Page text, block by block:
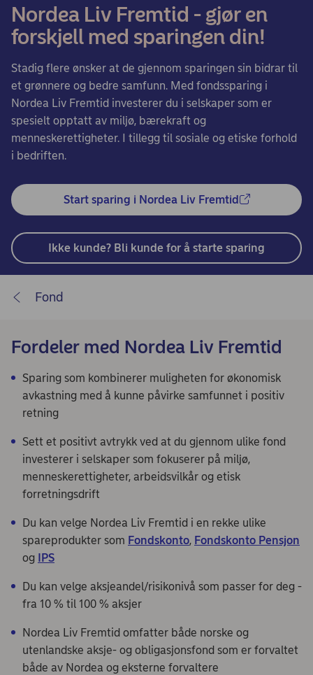
Nordea Liv Fremtid - gjør en
forskjell med sparingen din!
Stadig flere ønsker at de gjennom sparingen sin bidrar til
et grønnere og bedre samfunn. Med fondssparing i
Nordea Liv Fremtid investerer du i selskaper som er
spesielt opptatt av miljø, bærekraft og
menneskerettigheter. I tillegg til sosiale og etiske forhold
i bedriften.
Start sparing i Nordea Liv Fremtid
Ikke kunde? Bli kunde for å starte sparing
Fond
Fordeler med Nordea Liv Fremtid
Sparing som kombinerer muligheten for økonomisk
avkastning med å kunne påvirke samfunnet i positiv
retning
Sett et positivt avtrykk ved at du gjennom ulike fond
investerer i selskaper som fokuserer på miljø,
menneskerettigheter, arbeidsvilkår og etisk
forretningsdrift
Du kan velge Nordea Liv Fremtid i en rekke ulike
spareprodukter som Fondskonto, Fondskonto Pensjon
og IPS
Du kan velge aksjeandel/risikonivå som passer for deg -
fra 10 % til 100 % aksjer
Nordea Liv Fremtid omfatter både norske og
utenlandske aksje- og obligasjonsfond som er forvaltet
både av Nordea og eksterne forvaltere